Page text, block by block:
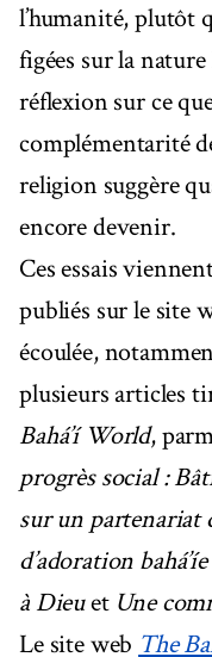
l’humanité, plutôt
figées sur la
réflexion sur ce
complémentarité
religion suggère
encore devenir.
Ces essais
publiés sur le site
écoulée,
plusieurs articles
Bahá’í World,
progrès social :
sur un partenariat
d’adoration
à Dieuet Une
Le site web The